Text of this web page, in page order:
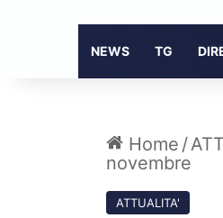
NEWS TG
Home /
novembre
ATTUALITA'